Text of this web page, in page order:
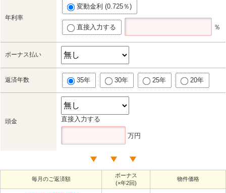
年利率
変動金利 (0.725％)
直接入力する ％
ボーナス払い
返済年数 35年 30年 25年 20年
頭金 直接入力する
万円
毎月のご返済額
ボーナス
(×年2回)
物件価格